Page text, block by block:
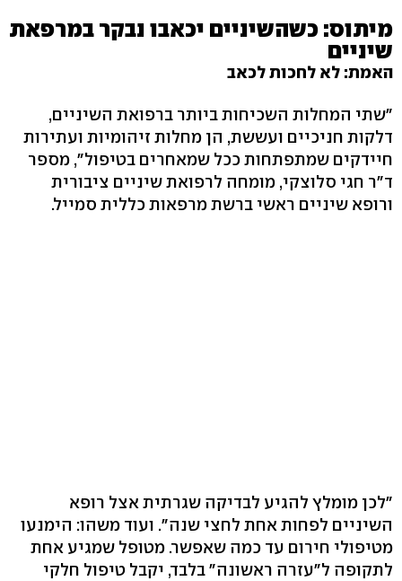
מיתוס: כשהשיניים יכאבו נבקר במרפאת
שיניים
האמת: לא לחכות לכאב
"שתי המחלות השכיחות ביותר ברפואת השיניים,
דלקות חניכיים ועששת, הן מחלות זיהומיות ועתירות
חיידקים שמתפתחות ככל שמאחרים בטיפול", מספר
ד"ר חגי סלוצקי, מומחה לרפואת שיניים ציבורית
ורופא שיניים ראשי ברשת מרפאות כללית סמייל.
"לכן מומלץ להגיע לבדיקה שגרתית אצל רופא
השיניים לפחות אחת לחצי שנה". ועוד משהו: הימנעו
מטיפולי חירום עד כמה שאפשר. מטופל שמגיע אחת
לתקופה ל"עזרה ראשונה" בלבד, יקבל טיפול חלקי